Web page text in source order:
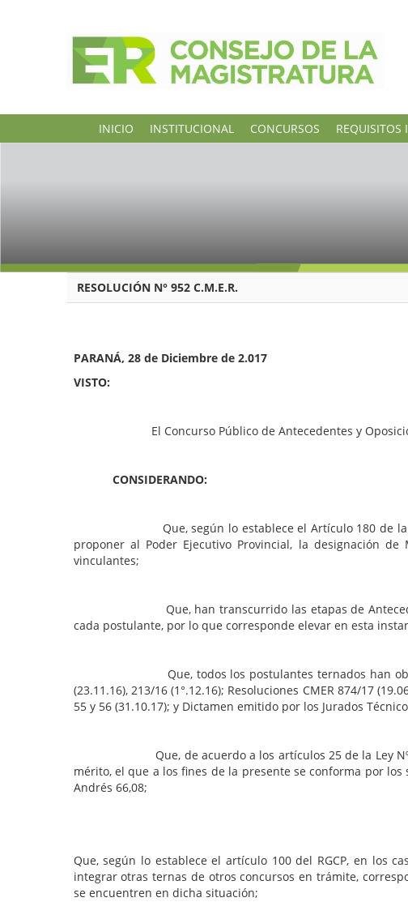
INICIO INSTITUCIONAL CONCURSOS REQUISITOS
RESOLUCIÓN N° 952 C.M.E.R.
PARANÁ, 28 de Diciembre de 2.017
VISTO:
El Concurso Público de Antecedentes y Oposición Nº
CONSIDERANDO:
Que, según lo establece el Artículo 180 de la
proponer al Poder Ejecutivo Provincial, la designación
vinculantes;
Que, han transcurrido las etapas de Antecedentes,
cada postulante, por lo que corresponde elevar en esta
Que, todos los postulantes ternados han observado
(23.11.16), 213/16 (1°.12.16); Resoluciones CMER 874/17
55 y 56 (31.10.17); y Dictamen emitido por los Jurados
Que, de acuerdo a los artículos 25 de la Ley Nº 9.996
mérito, el que a los fines de la presente se conforma por los
Andrés 66,08;
Que, según lo establece el artículo 100 del RGCP, en los
integrar otras ternas de otros concursos en trámite,
se encuentren en dicha situación;